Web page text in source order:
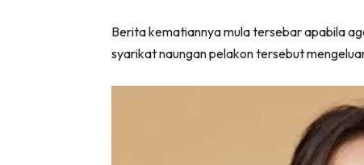
Berita kematiannya mula tersebar apabila
syarikat naungan pelakon tersebut